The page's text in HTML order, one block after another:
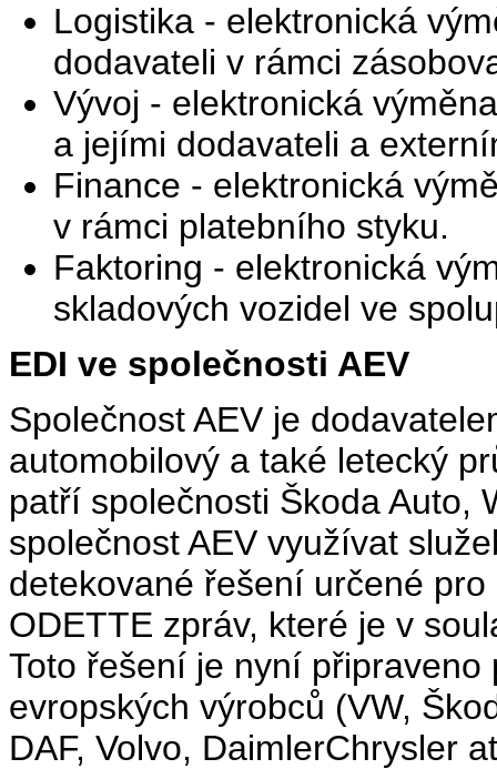
Logistika - elektronická
dodavateli v rámci
Vývoj - elektronická
a jejími dodavateli a
Finance - elektronická
v rámci platebního styku.
Faktoring - elektronická
skladových vozidel ve
EDI ve společnosti AEV
Společnost AEV je
automobilový a také letecký
patří společnosti Škoda Auto,
společnost AEV využívat
detekované řešení určené
ODETTE zpráv, které je v
Toto řešení je nyní
evropských výrobců (VW,
DAF, Volvo, DaimlerChrysler